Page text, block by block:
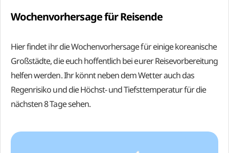
Wochenvorhersage für Reisende
Hier findet ihr die Wochenvorhersage für einige koreanische
Großstädte, die euch hoffentlich bei eurer Reisevorbereitung
helfen werden. Ihr könnt neben dem Wetter auch das
Regenrisiko und die Höchst- und Tiefsttemperatur für die
nächsten 8 Tage sehen.